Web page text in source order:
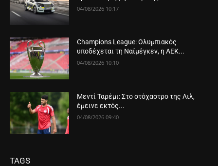
04/08/2026 10:17
Champions League: Ολυμπιακός
υποδέχεται τη Ναϊμέγκεν, η ΑΕΚ...
04/08/2026 10:10
Μεντί Ταρέμι: Στο στόχαστρο της Λιλ,
έμεινε εκτός...
04/08/2026 09:40
TAGS